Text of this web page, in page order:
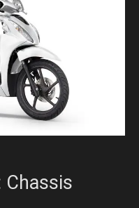
Chassis